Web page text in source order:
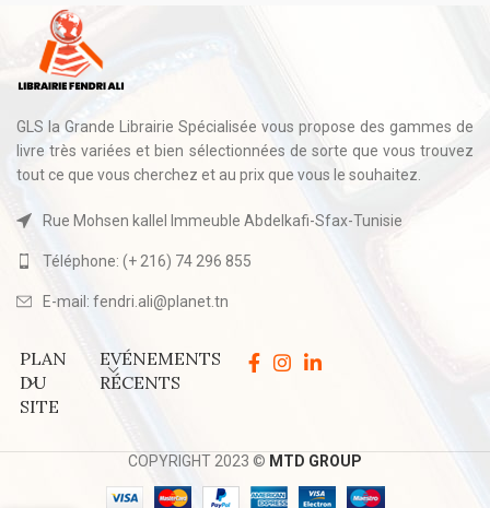
GLS la Grande Librairie Spécialisée vous propose des gammes de
livre très variées et bien sélectionnées de sorte que vous trouvez
tout ce que vous cherchez et au prix que vous le souhaitez.
Rue Mohsen kallel Immeuble Abdelkafi-Sfax-Tunisie
Téléphone: (+ 216) 74 296 855
E-mail: fendri.ali@planet.tn
PLAN
DU
SITE
EVÉNEMENTS
RÉCENTS
COPYRIGHT 2023 © MTD GROUP